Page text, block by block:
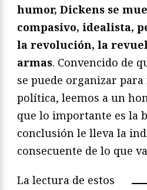
humor, Dickens se
compasivo, idealista,
la revolución, la
armas. Convencido de
se puede organizar
política, leemos a un
que lo importante es la
conclusión le lleva la
consecuente de lo que
La lectura de estos